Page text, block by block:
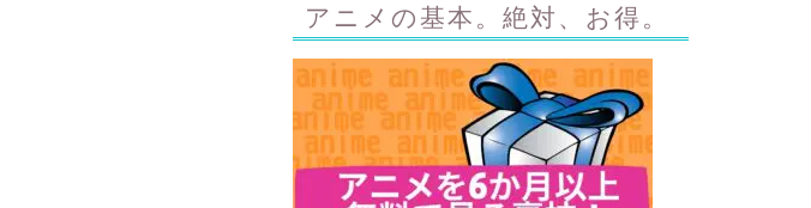
アニメの基本。絶対、お得。